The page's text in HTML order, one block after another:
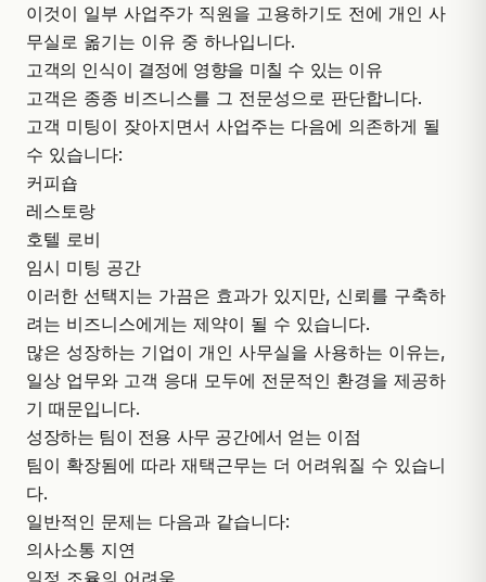
이것이 일부 사업주가 직원을 고용하기도 전에 개인 사
무실로 옮기는 이유 중 하나입니다.
고객의 인식이 결정에 영향을 미칠 수 있는 이유
고객은 종종 비즈니스를 그 전문성으로 판단합니다.
고객 미팅이 잦아지면서 사업주는 다음에 의존하게 될
수 있습니다:
커피숍
레스토랑
호텔 로비
임시 미팅 공간
이러한 선택지는 가끔은 효과가 있지만, 신뢰를 구축하
려는 비즈니스에게는 제약이 될 수 있습니다.
많은 성장하는 기업이 개인 사무실을 사용하는 이유는,
일상 업무와 고객 응대 모두에 전문적인 환경을 제공하
기 때문입니다.
성장하는 팀이 전용 사무 공간에서 얻는 이점
팀이 확장됨에 따라 재택근무는 더 어려워질 수 있습니
다.
일반적인 문제는 다음과 같습니다:
의사소통 지연
일정 조율의 어려움